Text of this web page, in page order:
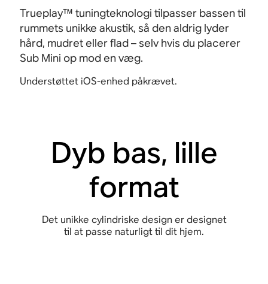
Trueplay™ tuningteknologi tilpasser bassen til
rummets unikke akustik, så den aldrig lyder
hård, mudret eller flad – selv hvis du placerer
Sub Mini op mod en væg.
Understøttet iOS-enhed påkrævet.
Dyb bas, lille
format
Det unikke cylindriske design er designet
til at passe naturligt til dit hjem.